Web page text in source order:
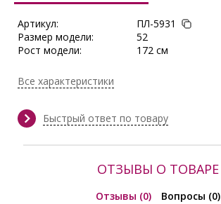
Артикул:
ПЛ-5931
Размер модели:
52
Рост модели:
172 см
Тип ткани:
Длина:
Производитель:
Prima Linea
Все характеристики
Быстрый ответ по товару
ОТЗЫВЫ О ТОВАРЕ
Отзывы (0) Вопросы (0)